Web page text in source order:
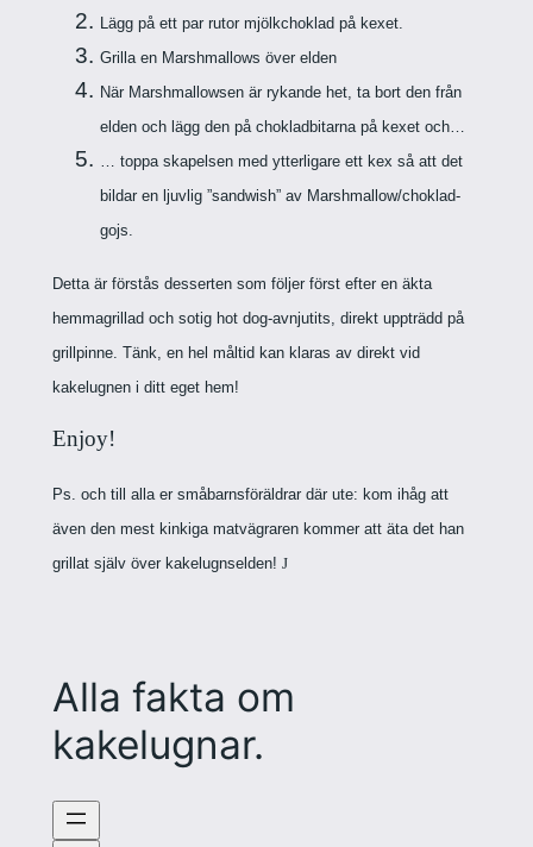
Lägg på ett par rutor mjölkchoklad på kexet.
Grilla en Marshmallows över elden
När Marshmallowsen är rykande het, ta bort den från
elden och lägg den på chokladbitarna på kexet och…
… toppa skapelsen med ytterligare ett kex så att det
bildar en ljuvlig ”sandwish” av Marshmallow/choklad-
gojs.
Detta är förstås desserten som följer först efter en äkta
hemmagrillad och sotig hot dog-avnjutits, direkt uppträdd på
grillpinne. Tänk, en hel måltid kan klaras av direkt vid
kakelugnen i ditt eget hem!
Enjoy!
Ps. och till alla er småbarnsföräldrar där ute: kom ihåg att
även den mest kinkiga matvägraren kommer att äta det han
grillat själv över kakelugnselden! J
Alla fakta om
kakelugnar.